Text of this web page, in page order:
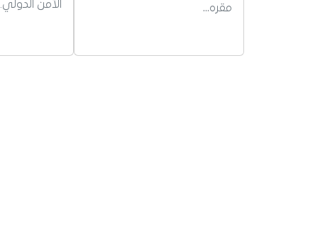
مقره…
الأمن الدولي.